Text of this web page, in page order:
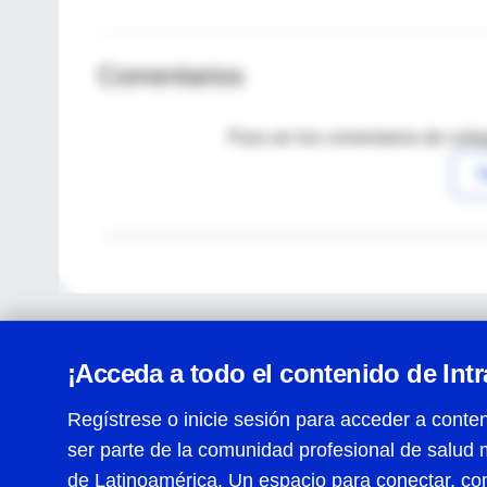
Comentarios
Para ver los comentarios de
¡Acceda a todo el contenido de
Regístrese o inicie sesión para acceder a
ser parte de la comunidad profesional de salud
de Latinoamérica. Un espacio para conectar,
Centro de Ayuda